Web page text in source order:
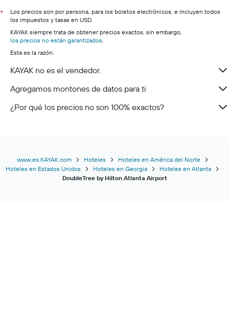
*
Los precios son por persona, para los boletos electrónicos, e incluyen todos
los impuestos y tasas en USD.
KAYAK siempre trata de obtener precios exactos, sin embargo,
los precios no están garantizados.
Esta es la razón:
KAYAK no es el vendedor.
Agregamos montones de datos para ti
¿Por qué los precios no son 100% exactos?
www.es.KAYAK.com Hoteles
Hoteles en América del Norte
Hoteles en Estados Unidos
Hoteles en Georgia
Hoteles en Atlanta
DoubleTree by Hilton Atlanta Airport